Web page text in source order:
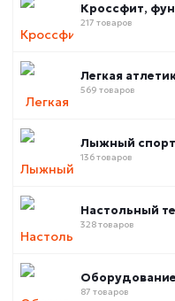
Кроссфит,
217 товаров
Легкая
569 товаров
Лыжный спорт
136 товаров
Настольный
328 товаров
87 товаров